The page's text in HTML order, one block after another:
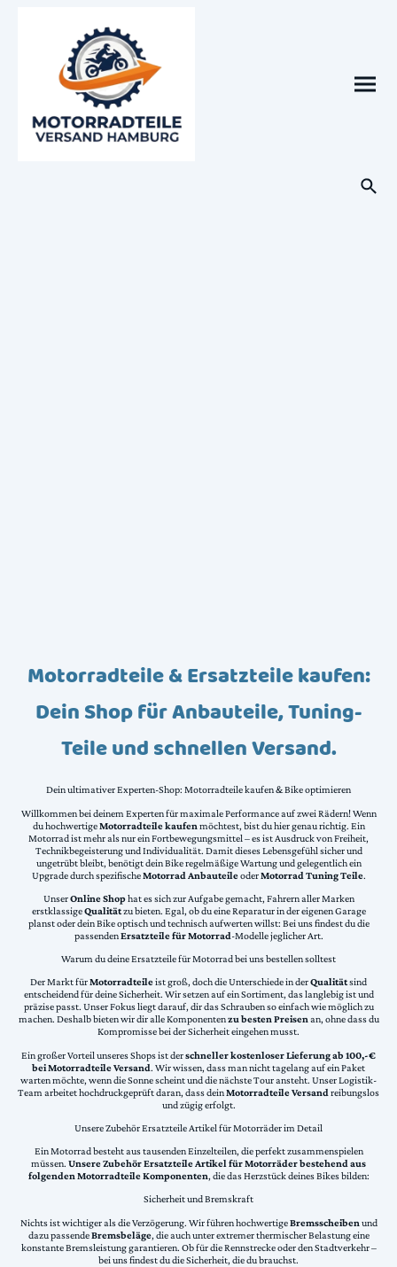
Motorradteile & Ersatzteile kaufen:
Dein Shop für Anbauteile, Tuning-
Teile und schnellen Versand.
Dein ultimativer Experten-Shop: Motorradteile kaufen & Bike optimieren
Willkommen bei deinem Experten für maximale Performance auf zwei Rädern! Wenn
du hochwertigeMotorradteile kaufen möchtest, bist du hier genau richtig. Ein
Motorrad ist mehr als nur ein Fortbewegungsmittel – es ist Ausdruck von Freiheit,
Technikbegeisterung und Individualität. Damit dieses Lebensgefühl sicher und
ungetrübt bleibt, benötigt dein Bike regelmäßige Wartung und gelegentlich ein
Upgrade durch spezifischeMotorrad AnbauteileoderMotorrad Tuning Teile.
UnserOnline Shophat es sich zur Aufgabe gemacht, Fahrern aller Marken
erstklassigeQualitätzu bieten. Egal, ob du eine Reparatur in der eigenen Garage
planst oder dein Bike optisch und technisch aufwerten willst: Bei uns findest du die
passendenErsatzteile für Motorrad-Modelle jeglicher Art.
Warum du deine Ersatzteile für Motorrad bei uns bestellen solltest
Der Markt fürMotorradteileist groß, doch die Unterschiede in derQualitätsind
entscheidend für deine Sicherheit. Wir setzen auf ein Sortiment, das langlebig ist und
präzise passt. Unser Fokus liegt darauf, dir das Schrauben so einfach wie möglich zu
machen. Deshalb bieten wir dir alle Komponentenzu besten Preisenan, ohne dass du
Kompromisse bei der Sicherheit eingehen musst.
Ein großer Vorteil unseres Shops ist derschneller kostenloser Lieferung ab 100,-€
bei Motorradteile Versand. Wir wissen, dass man nicht tagelang auf ein Paket
warten möchte, wenn die Sonne scheint und die nächste Tour ansteht. Unser Logistik-
Team arbeitet hochdruckgeprüft daran, dass deinMotorradteile Versand reibungslos
und zügig erfolgt.
Unsere Zubehör Ersatzteile Artikel für Motorräder im Detail
Ein Motorrad besteht aus tausenden Einzelteilen, die perfekt zusammenspielen
müssen. Unsere Zubehör Ersatzteile Artikel für Motorräder bestehend aus
folgenden Motorradteile Komponenten, die das Herzstück deines Bikes bilden:
Sicherheit und Bremskraft
Nichts ist wichtiger als die Verzögerung. Wir führen hochwertigeBremsscheiben und
dazu passendeBremsbeläge, die auch unter extremer thermischer Belastung eine
konstante Bremsleistung garantieren. Ob für die Rennstrecke oder den Stadtverkehr –
bei uns findest du die Sicherheit, die du brauchst.